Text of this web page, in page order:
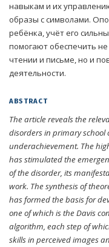
навыкам и их
образы с символами.
ребёнка, учёт его
помогают обеспечить
чтении и письме, но и
деятельности.
ABSTRACT
The article reveals the
disorders in primary school
underachievement. The
has stimulated the
of the disorder, its
work. The synthesis of
has formed the basis for
one of which is the Davis
algorithm, each step of
skills in perceived images